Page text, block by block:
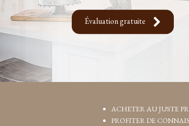
Évaluation gratuite
ACHETER AU JUSTE
PROFITER DE